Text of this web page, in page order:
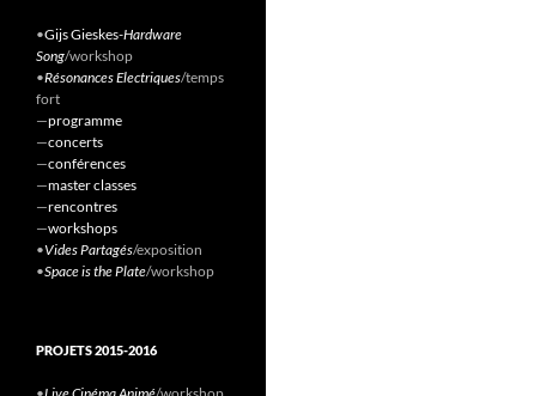
•Gijs Gieskes-Hardware
Song/workshop
•Résonances Electriques/temps
fort
—programme
—concerts
—conférences
—master classes
—rencontres
—workshops
•Vides Partagés/exposition
•Space is the Plate/workshop
PROJETS 2015-2016